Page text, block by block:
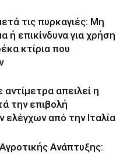
τις πυρκαγιές: Μη
ή επικίνδυνα για χρήση
κτίρια που
απειλεί η
την επιβολή
ελέγχων από την Ιταλία
Ανάπτυξης: